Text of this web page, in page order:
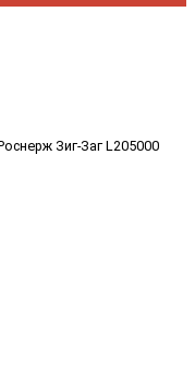
Зиг-Заг L205000